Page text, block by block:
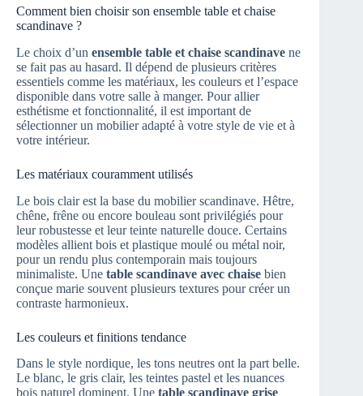
Comment bien choisir son ensemble table et chaise
scandinave ?
Le choix d’un ensemble table et chaise scandinave ne
se fait pas au hasard. Il dépend de plusieurs critères
essentiels comme les matériaux, les couleurs et l’espace
disponible dans votre salle à manger. Pour allier
esthétisme et fonctionnalité, il est important de
sélectionner un mobilier adapté à votre style de vie et à
votre intérieur.
Les matériaux couramment utilisés
Le bois clair est la base du mobilier scandinave. Hêtre,
chêne, frêne ou encore bouleau sont privilégiés pour
leur robustesse et leur teinte naturelle douce. Certains
modèles allient bois et plastique moulé ou métal noir,
pour un rendu plus contemporain mais toujours
minimaliste. Une table scandinave avec chaise bien
conçue marie souvent plusieurs textures pour créer un
contraste harmonieux.
Les couleurs et finitions tendance
Dans le style nordique, les tons neutres ont la part belle.
Le blanc, le gris clair, les teintes pastel et les nuances
bois naturel dominent. Une table scandinave grise